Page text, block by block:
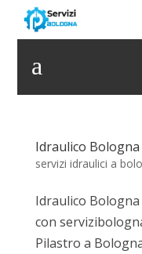
a
Idraulico
servizi idraulici a
Idraulico
con
Pilastro a